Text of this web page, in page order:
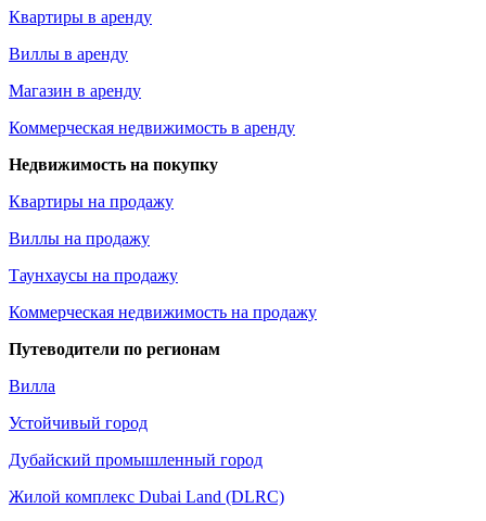
Квартиры в аренду
Виллы в аренду
Магазин в аренду
Коммерческая недвижимость в аренду
Недвижимость на покупку
Квартиры на продажу
Виллы на продажу
Таунхаусы на продажу
Коммерческая недвижимость на продажу
Путеводители по регионам
Вилла
Устойчивый город
Дубайский промышленный город
Жилой комплекс Dubai Land (DLRC)